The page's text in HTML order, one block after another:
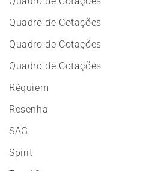
Quadro de Cotações
Quadro de Cotações
Quadro de Cotações
Réquiem
Resenha
SAG
Spirit